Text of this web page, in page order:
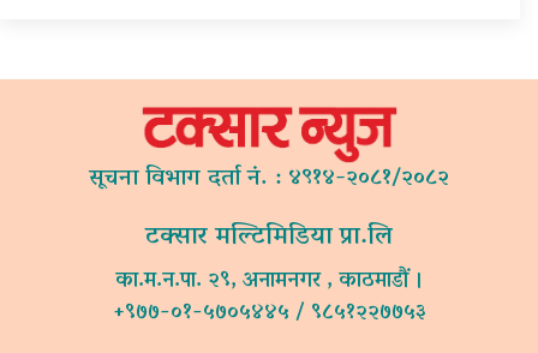
सूचना विभाग दर्ता नं. : ४९१४-२०८१/२०८२
टक्सार मल्टिमिडिया प्रा.लि
का.म.न.पा. २९, अनामनगर , काठमाडौं ।
+९७७-०१-५७०५४४५ / ९८५१२२७७५३